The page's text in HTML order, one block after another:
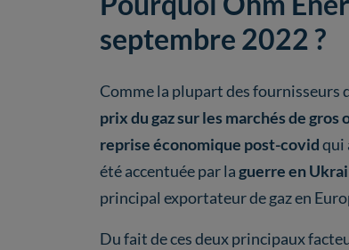
septembre 2022 ?
Comme la plupart des fournisseurs
prix du gaz sur les marchés de gros
reprise économique post-covidqui
été accentuée par laguerre en
principal exportateur de gaz en
Du fait de ces deux principaux